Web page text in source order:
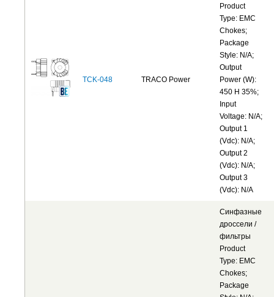
TCK-048 TRACO Power
Product
Type: EMC
Chokes;
Package
Style: N/A;
Output
Power (W):
450 H 35%;
Input
Voltage: N/A;
Output 1
(Vdc): N/A;
Output 2
(Vdc): N/A;
Output 3
(Vdc): N/A
Синфазные
дроссели /
фильтры
Product
Type: EMC
Chokes;
Package